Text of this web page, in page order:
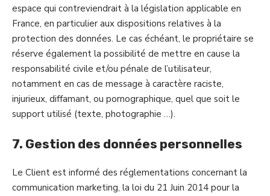
espace qui contreviendrait à la législation applicable en
France, en particulier aux dispositions relatives à la
protection des données. Le cas échéant, le propriétaire se
réserve également la possibilité de mettre en cause la
responsabilité civile et/ou pénale de l’utilisateur,
notamment en cas de message à caractère raciste,
injurieux, diffamant, ou pornographique, quel que soit le
support utilisé (texte, photographie …).
7. Gestion des données personnelles
Le Client est informé des réglementations concernant la
communication marketing, la loi du 21 Juin 2014 pour la